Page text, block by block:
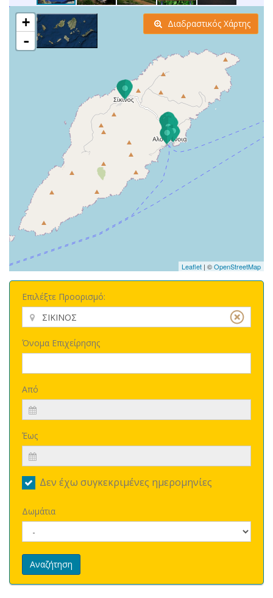
+
-
Leaflet | ©OpenStreetMap
Διαδραστικός Χάρτης
Επιλέξτε Προορισμό:
Όνομα Επιχείρησης
Από
Έως
Δεν έχω συγκεκριμένες ημερομηνίες
Δωμάτια
Αναζήτηση